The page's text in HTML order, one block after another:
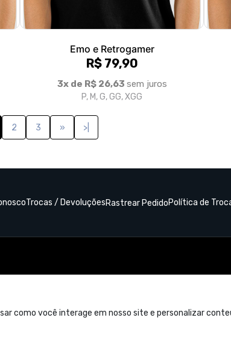
como você interage em nosso site e personalizar
Trocas / Devoluções Rastrear Pedido Política de